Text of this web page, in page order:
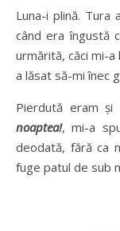
Luna-i plină. Tura aceasta am vânat-o seară de seară, de
când era îngustă
urmărită, căci mi-
a lăsat să-mi înec
Pierdută eram
noaptea!, mi-a
deodată, fără ca
fuge patul de sub